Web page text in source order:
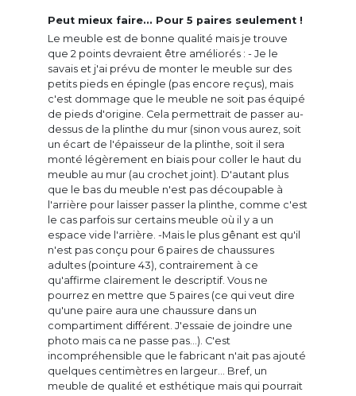
Peut mieux faire... Pour 5 paires seulement !
Le meuble est de bonne qualité mais je trouve
que 2 points devraient être améliorés : - Je le
savais et j'ai prévu de monter le meuble sur des
petits pieds en épingle (pas encore reçus), mais
c'est dommage que le meuble ne soit pas équipé
de pieds d'origine. Cela permettrait de passer au-
dessus de la plinthe du mur (sinon vous aurez, soit
un écart de l'épaisseur de la plinthe, soit il sera
monté légèrement en biais pour coller le haut du
meuble au mur (au crochet joint). D'autant plus
que le bas du meuble n'est pas découpable à
l'arrière pour laisser passer la plinthe, comme c'est
le cas parfois sur certains meuble où il y a un
espace vide l'arrière. -Mais le plus gênant est qu'il
n'est pas conçu pour 6 paires de chaussures
adultes (pointure 43), contrairement à ce
qu'affirme clairement le descriptif. Vous ne
pourrez en mettre que 5 paires (ce qui veut dire
qu'une paire aura une chaussure dans un
compartiment différent. J'essaie de joindre une
photo mais ca ne passe pas...). C'est
incompréhensible que le fabricant n'ait pas ajouté
quelques centimètres en largeur... Bref, un
meuble de qualité et esthétique mais qui pourrait